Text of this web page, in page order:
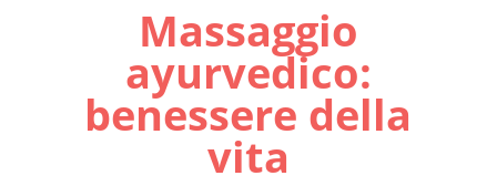
Massaggio
ayurvedico:
benessere della
vita